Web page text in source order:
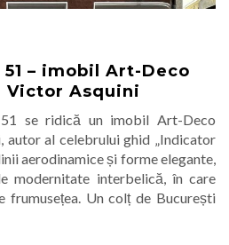
– imobil Art-Deco
Victor Asquini
se ridică un imobil Art-Deco
autor al celebrului ghid „Indicator
aerodinamice și forme elegante,
modernitate interbelică, în care
frumusețea. Un colț de București